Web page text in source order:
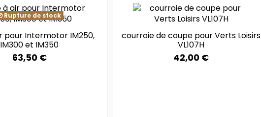
Rupture de stock
pour Intermotor IM250,
IM300 et IM350
63,50 €
courroie de coupe pour Verts Loisirs
VL107H
42,00 €